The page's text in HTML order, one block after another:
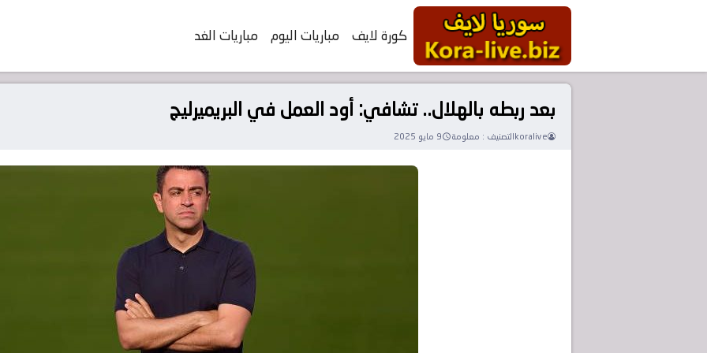
كورة لايف مباريات اليوم مباريات الغد
بعد ربطه بالهلال.. تشافي: أود العمل في البريميرليج
koraliveالتصنيف : معلومة 9 مايو 2025